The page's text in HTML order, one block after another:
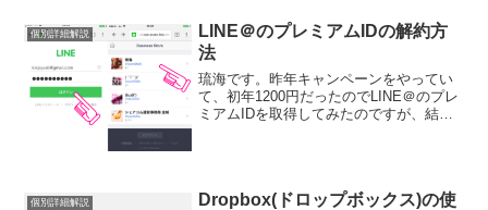
ヤーフォックスのアドレスバーに
「about:co...
個別詳細解説
LINE＠のプレミアムIDの解約方
法
琉海です。昨年キャンペーンをやってい
て、初年1200円だったのでLINE＠のプレ
ミアムIDを取得してみたのですが、結
個別詳細解説
Dropbox(ドロップボックス)の使